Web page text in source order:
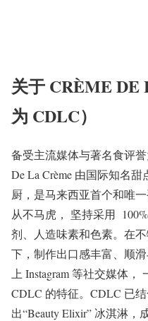
关于 CRÈME DE
为 CDLC）
备受主流媒体与著名食评
De La Crème 由国际知名
厨，是马来西亚首个和唯
从不马虎， 坚持采用
剂、人造味素和色素。在
下，制作出口感丰富、顺
上 Instagram 等社交媒体
CDLC 的特征。CDLC 已
出“Beauty Elixir” 冰淇淋，